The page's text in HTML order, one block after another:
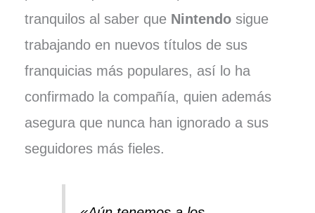
tranquilos al saber que Nintendosigue
trabajando en nuevos títulos de sus
franquicias más populares, así lo ha
confirmado la compañía, quien además
asegura que nunca han ignorado a sus
seguidores más fieles.